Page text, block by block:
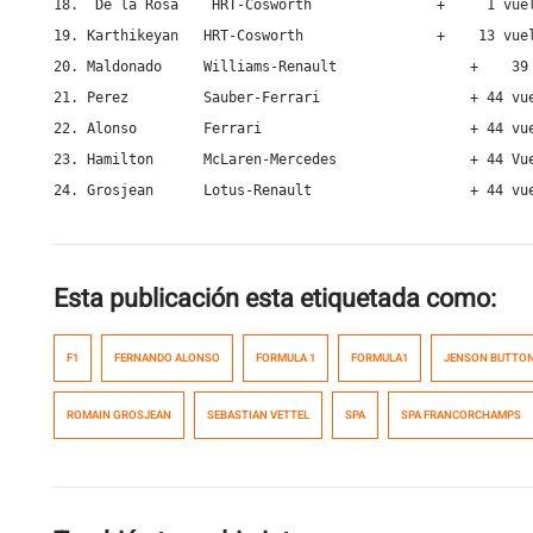
18.  De la Rosa    HRT-Cosworth               +     1
19. Karthikeyan   HRT-Cosworth                +    13
20. Maldonado     Williams-Renault                +    39
21. Perez         Sauber-Ferrari                  + 44
22. Alonso        Ferrari                         + 44
23. Hamilton      McLaren-Mercedes                + 44
24. Grosjean      Lotus-Renault                   + 44
Esta publicación esta etiquetada como:
F1 FERNANDO ALONSO FORMULA 1 FORMULA1 JENSON
ROMAIN GROSJEAN SEBASTIAN VETTEL SPA SPA FRANCORCHAMPS